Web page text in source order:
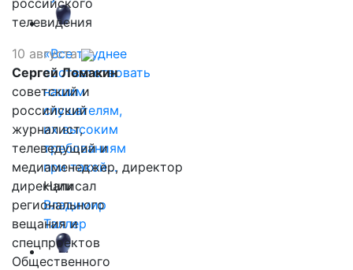
«Все труднее
соответствовать
нашим
слушателям,
их высоким
требованиям
при такой…
Написал
Владимир
Таллер
российского
телевидения
10 августа
Сергей Ломакин
советский и
российский
журналист,
телеведущий и
медиаменеджер, директор
дирекции
регионального
вещания и
спецпроектов
Общественного